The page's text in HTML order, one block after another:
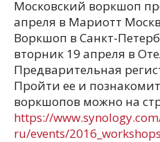
Московский воркшоп
апреля в Мариотт
Воркшоп в Санкт-
вторник 19 апреля в
Предварительная
Пройти ее и
воркшопов можно на
https://
ru/events/